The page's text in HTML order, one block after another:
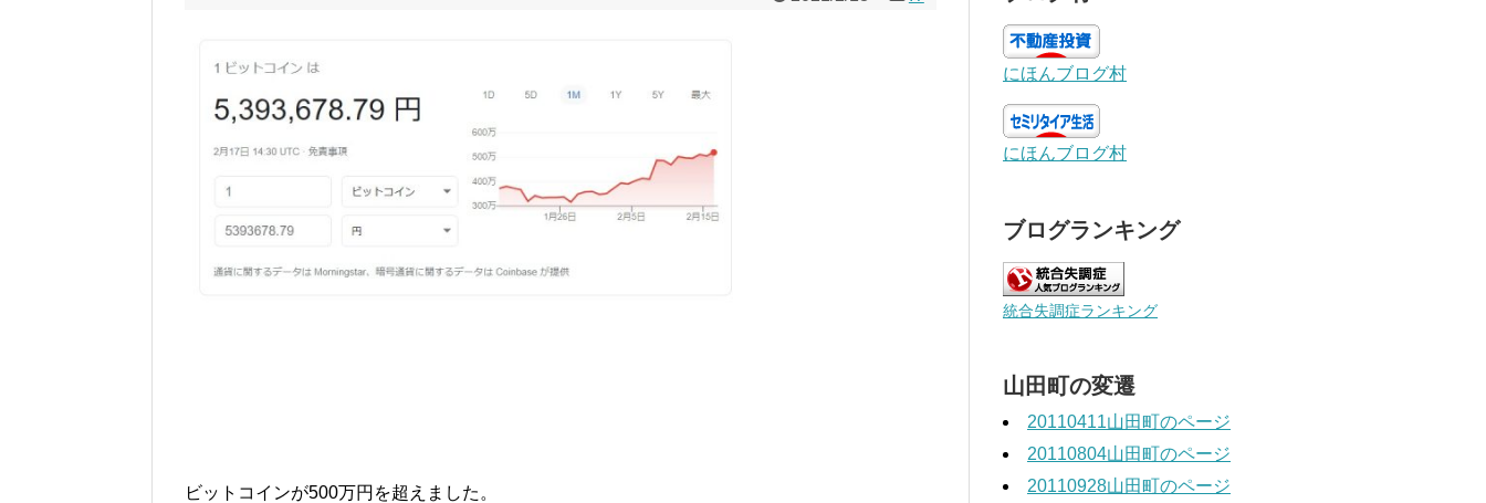
ビットコインが500万円を超えました。
にほんブログ村
にほんブログ村
ブログランキング
統合失調症ランキング
山田町の変遷
20110411山田町のページ
20110804山田町のページ
20110928山田町のページ